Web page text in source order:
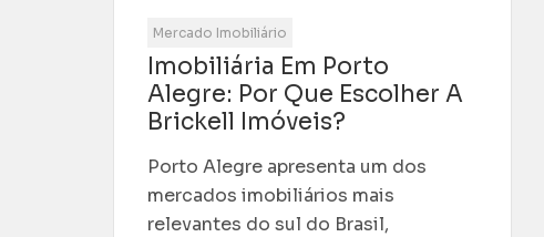
Mercado Imobiliário
Imobiliária Em Porto
Alegre: Por Que Escolher A
Brickell Imóveis?
Porto Alegre apresenta um dos
mercados imobiliários mais
relevantes do sul do Brasil,